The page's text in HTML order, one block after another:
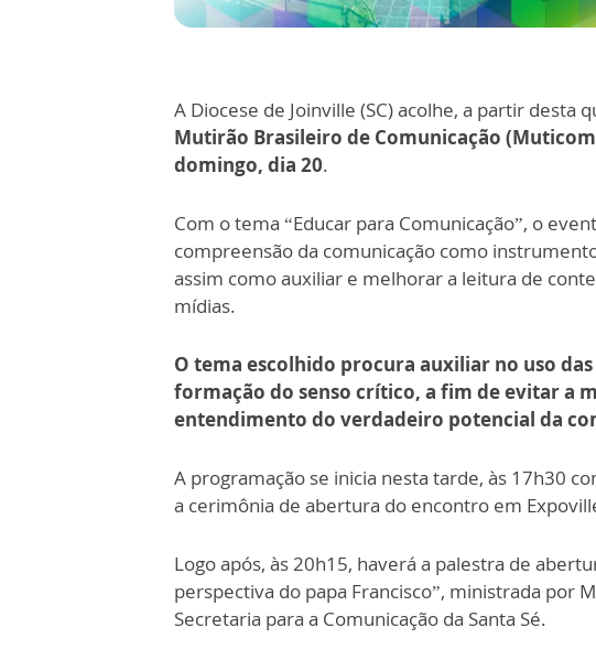
A Diocese de Joinville (SC) acolhe, a partir desta
Mutirão Brasileiro de Comunicação
domingo, dia 20.
Com o tema “Educar para Comunicação”, o
compreensão da comunicação como
assim como auxiliar e melhorar a leitura de
mídias.
O tema escolhido procura auxiliar no uso
formação do senso crítico, a fim de evitar a
entendimento do verdadeiro potencial da
A programação se inicia nesta tarde, às 17h30
a cerimônia de abertura do encontro em
Logo após, às 20h15, haverá a palestra de
perspectiva do papa Francisco”, ministrada por
Secretaria para a Comunicação da Santa Sé.